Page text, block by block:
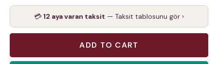
💳 12 aya varan taksit — Taksit tablosunu gör ›